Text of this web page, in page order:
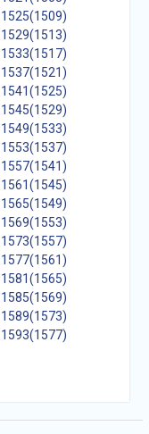
1525(1509)
1529(1513)
1533(1517)
1537(1521)
1541(1525)
1545(1529)
1549(1533)
1553(1537)
1557(1541)
1561(1545)
1565(1549)
1569(1553)
1573(1557)
1577(1561)
1581(1565)
1585(1569)
1589(1573)
1593(1577)